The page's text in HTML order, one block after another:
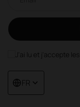
J'ai lu et j'accepte les
FR